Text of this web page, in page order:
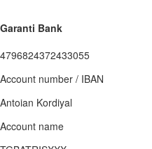
Garanti Bank
4796824372433055
Account number / IBAN
Antoian Kordiyal
Account name